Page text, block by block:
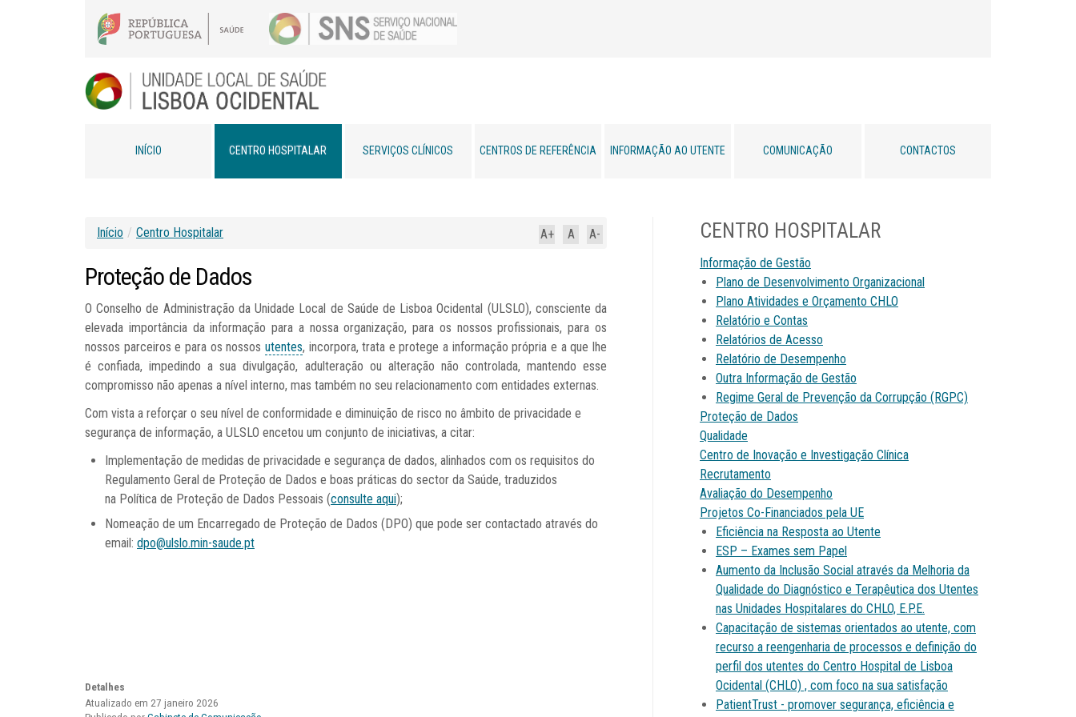
INÍCIO CENTRO HOSPITALAR SERVIÇOS CLÍNICOS CENTROS DE REFERÊNCIA INFORMAÇÃO AO UTENTE COMUNICAÇÃO CONTACTOS
A-
A
A+
Início / Centro Hospitalar
Proteção de Dados
O Conselho de Administração da Unidade Local de Saúde de Lisboa Ocidental (ULSLO), consciente da
elevada importância da informação para a nossa organização, para os nossos profissionais, para os
nossos parceiros e para os nossos utentes, incorpora, trata e protege a informação própria e a que lhe
é confiada, impedindo a sua divulgação, adulteração ou alteração não controlada, mantendo esse
compromisso não apenas a nível interno, mas também no seu relacionamento com entidades externas.
Com vista a reforçar o seu nível de conformidade e diminuição de risco no âmbito de privacidade e
segurança de informação, a ULSLO encetou um conjunto de iniciativas, a citar:
Implementação de medidas de privacidade e segurança de dados, alinhados com os requisitos do
Regulamento Geral de Proteção de Dados e boas práticas do sector da Saúde, traduzidos
na Política de Proteção de Dados Pessoais (consulte aqui);
Nomeação de um Encarregado de Proteção de Dados (DPO) que pode ser contactado através do
email: dpo@ulslo.min-saude.pt
Detalhes
Atualizado em 27 janeiro 2026
CENTRO HOSPITALAR
Informação de Gestão
Plano de Desenvolvimento Organizacional
Plano Atividades e Orçamento CHLO
Relatório e Contas
Relatórios de Acesso
Relatório de Desempenho
Outra Informação de Gestão
Regime Geral de Prevenção da Corrupção (RGPC)
Proteção de Dados
Qualidade
Centro de Inovação e Investigação Clínica
Recrutamento
Avaliação do Desempenho
Projetos Co-Financiados pela UE
Eficiência na Resposta ao Utente
ESP – Exames sem Papel
Aumento da Inclusão Social através da Melhoria da
Qualidade do Diagnóstico e Terapêutica dos Utentes
nas Unidades Hospitalares do CHLO, E.P.E.
Capacitação de sistemas orientados ao utente, com
recurso a reengenharia de processos e definição do
perfil dos utentes do Centro Hospital de Lisboa
Ocidental (CHLO) , com foco na sua satisfação
PatientTrust - promover segurança, eficiência e